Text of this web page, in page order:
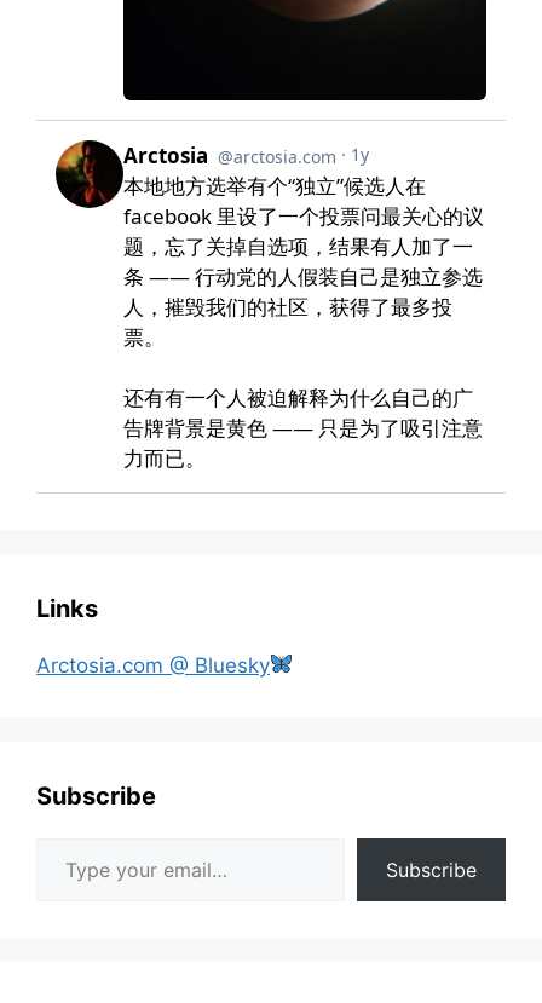
Links
Arctosia.com @ Bluesky
Subscribe
Subscribe